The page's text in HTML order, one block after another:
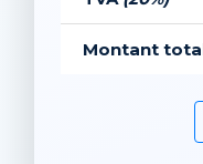
Montant